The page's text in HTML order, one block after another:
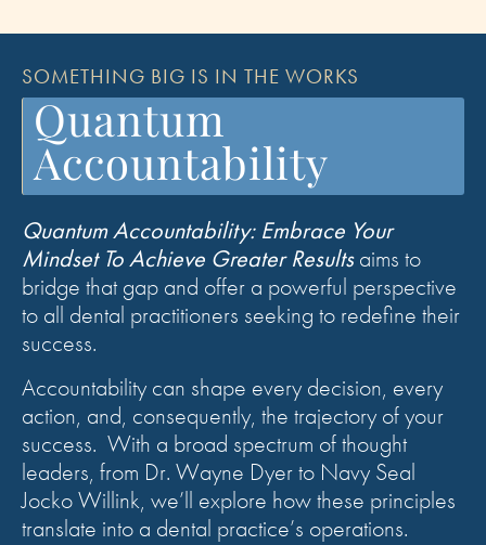
SOMETHING BIG IS IN THE WORKS
Quantum
Accountability
Quantum Accountability: Embrace Your
Mindset To Achieve Greater Resultsaims to
bridge that gap and offer a powerful perspective
to all dental practitioners seeking to redefine their
success.
Accountability can shape every decision, every
action, and, consequently, the trajectory of your
success. With a broad spectrum of thought
leaders, from Dr. Wayne Dyer to Navy Seal
Jocko Willink, we’ll explore how these principles
translate into a dental practice’s operations.